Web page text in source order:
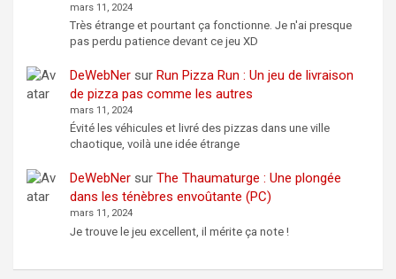
mars 11, 2024
Très étrange et pourtant ça fonctionne. Je n'ai presque
pas perdu patience devant ce jeu XD
DeWebNersur Run Pizza Run : Un jeu de livraison
de pizza pas comme les autres
mars 11, 2024
Évité les véhicules et livré des pizzas dans une ville
chaotique, voilà une idée étrange
DeWebNersur The Thaumaturge : Une plongée
dans les ténèbres envoûtante (PC)
mars 11, 2024
Je trouve le jeu excellent, il mérite ça note !